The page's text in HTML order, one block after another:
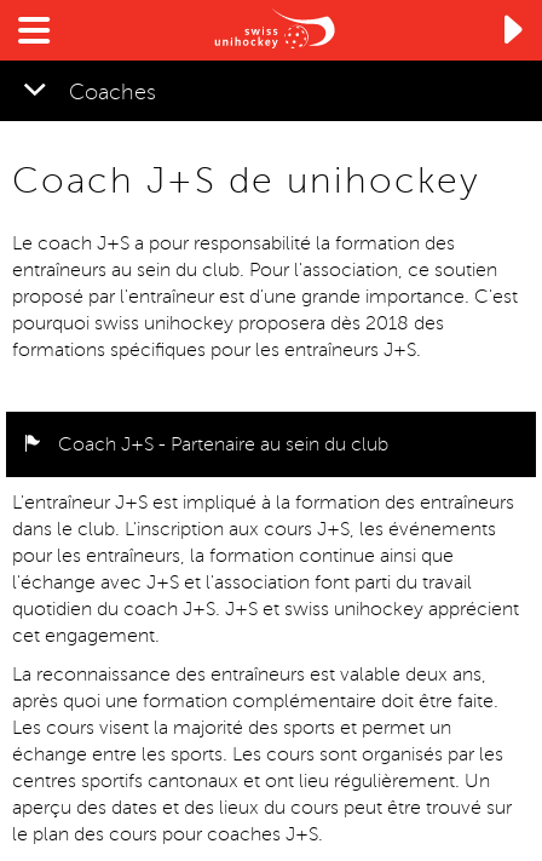

Coaches
Coach J+S de unihockey
Le coach J+S a pour responsabilité la formation des
entraîneurs au sein du club. Pour l'association, ce soutien
proposé par l'entraîneur est d'une grande importance. C'est
pourquoi swiss unihockey proposera dès 2018 des
formations spécifiques pour les entraîneurs J+S.
Coach J+S - Partenaire au sein du club
L'entraîneur J+S est impliqué à la formation des entraîneurs
dans le club. L'inscription aux cours J+S, les événements
pour les entraîneurs, la formation continue ainsi que
l'échange avec J+S et l'association font parti du travail
quotidien du coach J+S. J+S et swiss unihockey apprécient
cet engagement.
La reconnaissance des entraîneurs est valable deux ans,
après quoi une formation complémentaire doit être faite.
Les cours visent la majorité des sports et permet un
échange entre les sports. Les cours sont organisés par les
centres sportifs cantonaux et ont lieu régulièrement. Un
aperçu des dates et des lieux du cours peut être trouvé sur
le plan des cours pour coaches J+S.